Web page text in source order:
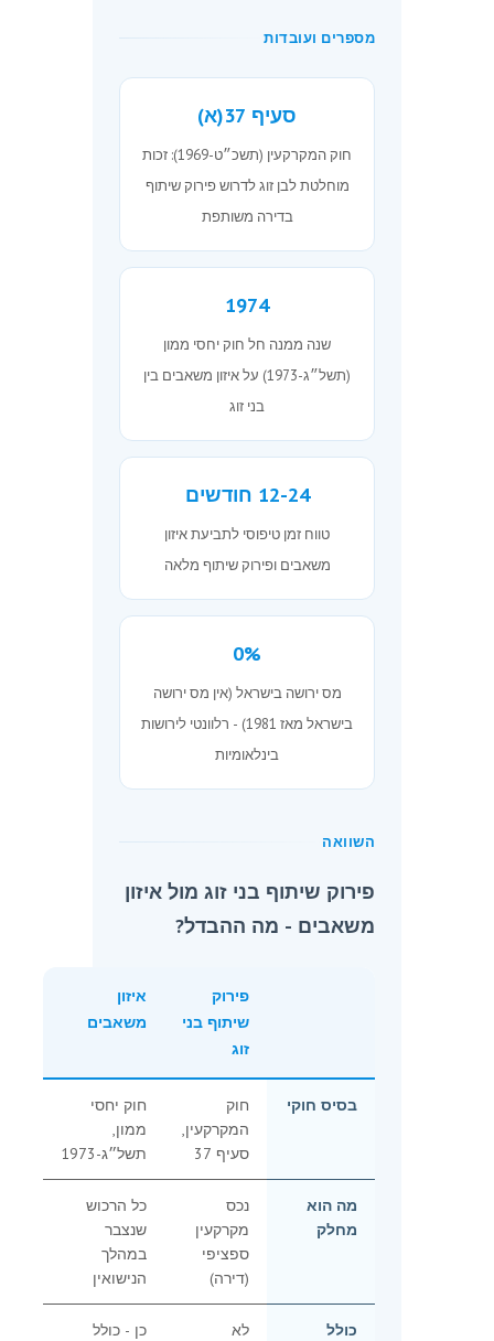
מספרים ועובדות
סעיף 37(א)
חוק המקרקעין (תשכ״ט-1969): זכות
מוחלטת לבן זוג לדרוש פירוק שיתוף
בדירה משותפת
1974
שנה ממנה חל חוק יחסי ממון
(תשל״ג-1973) על איזון משאבים בין
בני זוג
12-24 חודשים
טווח זמן טיפוסי לתביעת איזון
משאבים ופירוק שיתוף מלאה
0%
מס ירושה בישראל (אין מס ירושה
בישראל מאז 1981) - רלוונטי לירושות
בינלאומיות
השוואה
פירוק שיתוף בני זוג מול איזון
משאבים - מה ההבדל?
פירוק
שיתוף בני
זוג
איזון
משאבים
בסיס חוקי
חוק
המקרקעין,
סעיף 37
חוק יחסי
ממון,
תשל״ג-1973
מה הוא
מחלק
נכס
מקרקעין
ספציפי
(דירה)
כל הרכוש
שנצבר
במהלך
הנישואין
כולל
לא
כן - כולל